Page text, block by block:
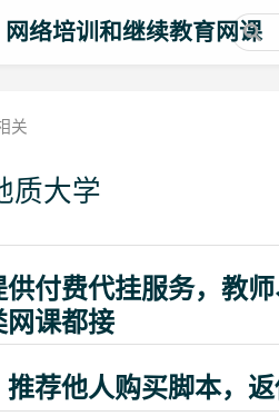
络培训和继续教育网课
关
质大学
供付费代挂服务，教
网课都接
推荐他人购买脚本，